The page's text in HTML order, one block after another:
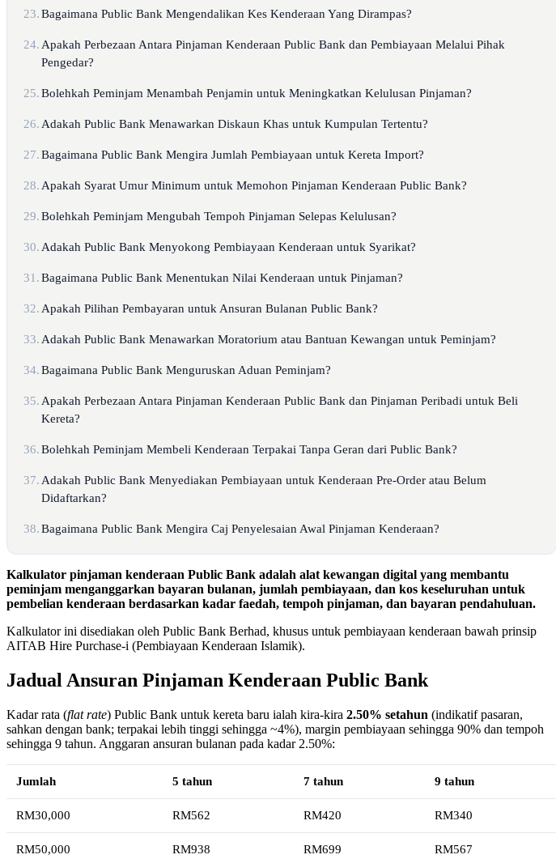
23. Bagaimana Public Bank Mengendalikan Kes Kenderaan Yang Dirampas?
24. Apakah Perbezaan Antara Pinjaman Kenderaan Public Bank dan Pembiayaan Melalui Pihak
Pengedar?
25. Bolehkah Peminjam Menambah Penjamin untuk Meningkatkan Kelulusan Pinjaman?
26. Adakah Public Bank Menawarkan Diskaun Khas untuk Kumpulan Tertentu?
27. Bagaimana Public Bank Mengira Jumlah Pembiayaan untuk Kereta Import?
28. Apakah Syarat Umur Minimum untuk Memohon Pinjaman Kenderaan Public Bank?
29. Bolehkah Peminjam Mengubah Tempoh Pinjaman Selepas Kelulusan?
30. Adakah Public Bank Menyokong Pembiayaan Kenderaan untuk Syarikat?
31. Bagaimana Public Bank Menentukan Nilai Kenderaan untuk Pinjaman?
32. Apakah Pilihan Pembayaran untuk Ansuran Bulanan Public Bank?
33. Adakah Public Bank Menawarkan Moratorium atau Bantuan Kewangan untuk Peminjam?
34. Bagaimana Public Bank Menguruskan Aduan Peminjam?
35. Apakah Perbezaan Antara Pinjaman Kenderaan Public Bank dan Pinjaman Peribadi untuk Beli
Kereta?
36. Bolehkah Peminjam Membeli Kenderaan Terpakai Tanpa Geran dari Public Bank?
37. Adakah Public Bank Menyediakan Pembiayaan untuk Kenderaan Pre-Order atau Belum
Didaftarkan?
38. Bagaimana Public Bank Mengira Caj Penyelesaian Awal Pinjaman Kenderaan?
Kalkulator pinjaman kenderaan Public Bank adalah alat kewangan digital yang membantu
peminjam menganggarkan bayaran bulanan, jumlah pembiayaan, dan kos keseluruhan untuk
pembelian kenderaan berdasarkan kadar faedah, tempoh pinjaman, dan bayaran pendahuluan.
Kalkulator ini disediakan oleh Public Bank Berhad, khusus untuk pembiayaan kenderaan bawah prinsip
AITAB Hire Purchase-i (Pembiayaan Kenderaan Islamik).
Jadual Ansuran Pinjaman Kenderaan Public Bank
Kadar rata (flat rate) Public Bank untuk kereta baru ialah kira-kira 2.50% setahun (indikatif pasaran,
sahkan dengan bank; terpakai lebih tinggi sehingga ~4%), margin pembiayaan sehingga 90% dan tempoh
sehingga 9 tahun. Anggaran ansuran bulanan pada kadar 2.50%:
Jumlah 5 tahun 7 tahun 9 tahun
RM30,000 RM562 RM420 RM340
RM50,000 RM938 RM699 RM567